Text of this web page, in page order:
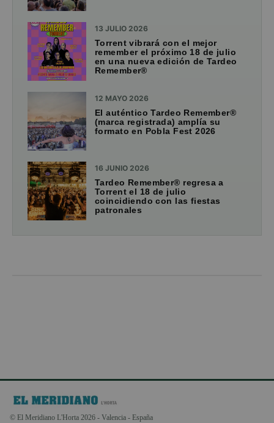
13 JULIO 2026
Torrent vibrará con el mejor
remember el próximo 18 de julio
en una nueva edición de Tardeo
Remember®
12 MAYO 2026
El auténtico Tardeo Remember®
(marca registrada) amplía su
formato en Pobla Fest 2026
16 JUNIO 2026
Tardeo Remember® regresa a
Torrent el 18 de julio
coincidiendo con las fiestas
patronales
© El Meridiano L'Horta 2026 - Valencia - España